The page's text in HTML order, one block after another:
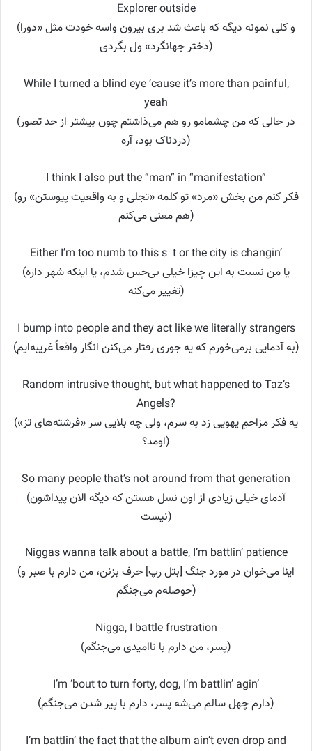
Explorer outside
(و کلی نمونه دیگه که باعث شد بری بیرون واسه خودت مثل «دورا
دختر جهانگرد» ول بگردی)
While I turned a blind eye ’cause it’s more than painful,
yeah
(در حالی که من چشمامو رو هم می‌ذاشتم چون بیشتر از حد تصور
دردناک بود، آره)
I think I also put the “man” in “manifestation”
(فکر کنم من بخش «مرد» تو کلمه «تجلی و به واقعیت پیوستن» رو
هم معنی می‌کنم)
Either I’m too numb to this s–t or the city is changin’
(یا من نسبت به این چیزا خیلی بی‌حس شدم، یا اینکه شهر داره
تغییر می‌کنه)
I bump into people and they act like we literally strangers
(به آدمایی برمی‌خورم که یه جوری رفتار می‌کنن انگار واقعاً غریبه‌ایم)
Random intrusive thought, but what happened to Taz’s
Angels?
(یه فکر مزاحمِ یهویی زد به سرم، ولی چه بلایی سر «فرشته‌های تز»
اومد؟)
So many people that’s not around from that generation
(آدمای خیلی زیادی از اون نسل هستن که دیگه الان پیداشون
نیست)
Niggas wanna talk about a battle, I’m battlin’ patience
(اینا می‌خوان در مورد جنگ [بتل رپ] حرف بزنن، من دارم با صبر و
حوصله‌م می‌جنگم)
Nigga, I battle frustration
(پسر، من دارم با ناامیدی می‌جنگم)
I’m ‘bout to turn forty, dog, I’m battlin’ agin’
(دارم چهل سالم می‌شه پسر، دارم با پیر شدن می‌جنگم)
I’m battlin’ the fact that the album ain’t even drop and